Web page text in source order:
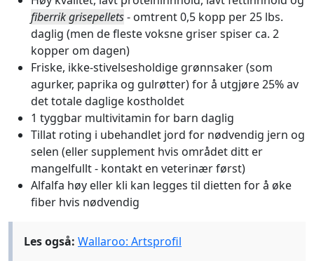
fiberrik grisepellets- omtrent 0,5 kopp per 25 lbs.
daglig (men de fleste voksne griser spiser ca. 2
kopper om dagen)
Friske, ikke-stivelsesholdige grønnsaker (som
agurker, paprika og gulrøtter) for å utgjøre 25% av
det totale daglige kostholdet
1 tyggbar multivitamin for barn daglig
Tillat roting i ubehandlet jord for nødvendig jern og
selen (eller supplement hvis området ditt er
mangelfullt - kontakt en veterinær først)
Alfalfa høy eller kli kan legges til dietten for å øke
fiber hvis nødvendig
Les også: Wallaroo: Artsprofil